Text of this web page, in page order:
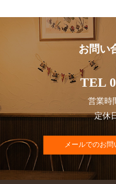
お問い
TEL
営業時
定休
メールでのお